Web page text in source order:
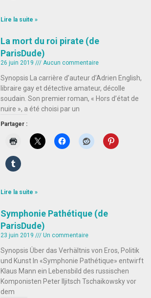
Lire la suite »
La mort du roi pirate (de
ParisDude)
26 juin 2019 Aucun commentaire
Synopsis La carrière d’auteur d’Adrien English,
libraire gay et détective amateur, décolle
soudain. Son premier roman, « Hors d’état de
nuire », a été choisi par un
Partager :
Lire la suite »
Symphonie Pathétique (de
ParisDude)
23 juin 2019 Un commentaire
Synopsis Über das Verhältnis von Eros, Politik
und Kunst In «Symphonie Pathétique» entwirft
Klaus Mann ein Lebensbild des russischen
Komponisten Peter Iljitsch Tschaikowsky vor
dem